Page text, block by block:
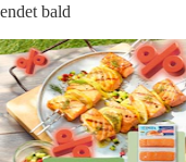
endet bald